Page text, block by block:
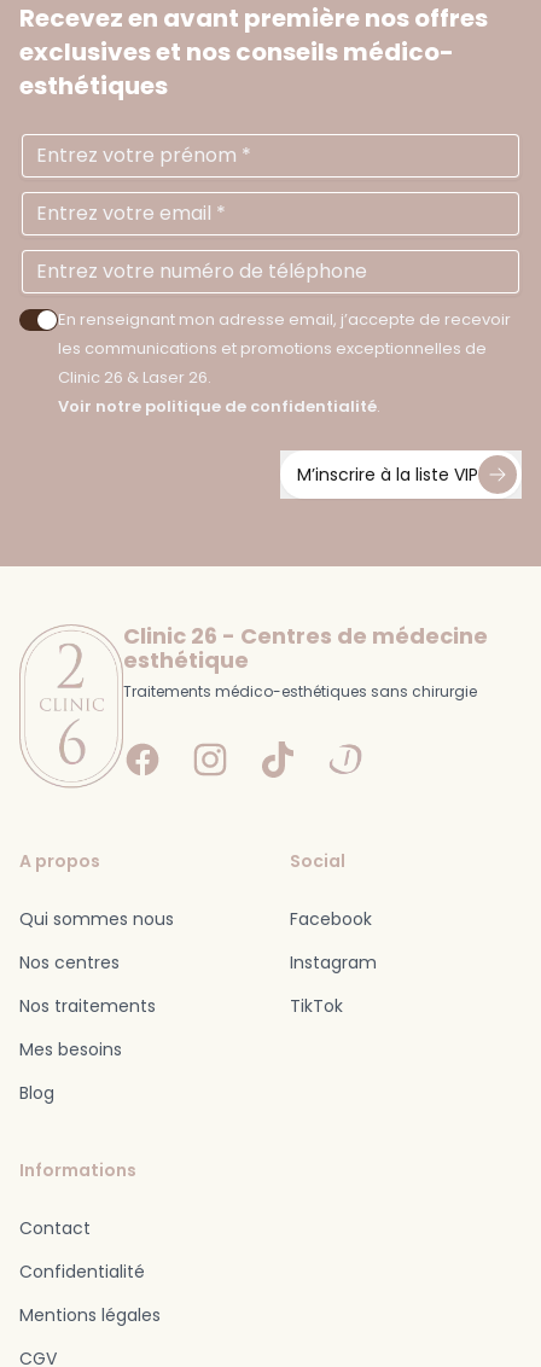
Recevez en avant première nos offres
exclusiveset nos conseils médico-
esthétiques
Prénom
Accepter les politiques de confidentialité
En renseignant mon adresse email, j’accepte de recevoir
les communications et promotions exceptionnelles de
Clinic 26 & Laser 26.
Voir notre politique de confidentialité.
M’inscrire à la liste VIP
Clinic 26 - Centres de médecine
esthétique
Traitements médico-esthétiques sans chirurgie
FacebookInstagram
Tiktok Doctolib
A propos
Qui sommes nous
Nos centres
Nos traitements
Mes besoins
Blog
Informations
Contact
Confidentialité
Mentions légales
CGV
Social
Facebook
Instagram
TikTok